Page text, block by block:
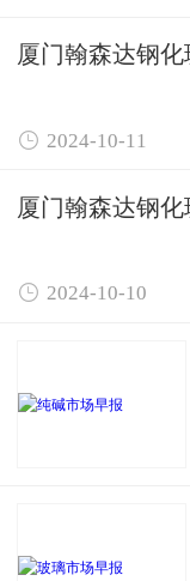
厦门翰森达钢
 2024-10-11
厦门翰森达钢
 2024-10-10